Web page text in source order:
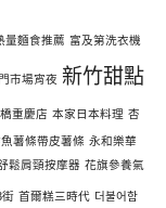
量麵食推薦 富及第洗衣機
市場宵夜 新竹甜點
重慶店 本家日本料理 杏
薯條帶皮薯條 永和樂華
鬆肩頸按摩器 花旗參養氣
街 首爾糕三時代 더불어함